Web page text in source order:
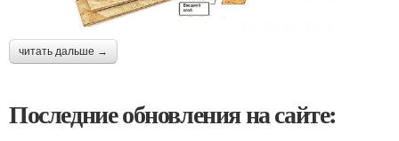
читать дальше →
Последние обновления на сайте: